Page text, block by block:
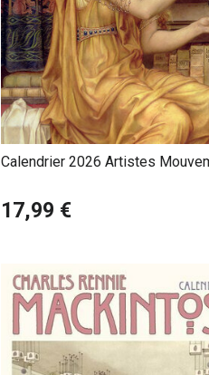
Calendrier 2026 Artistes
17,99 €